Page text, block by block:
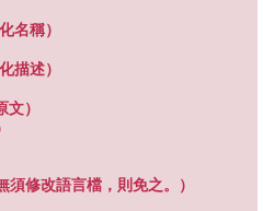
名稱）
描述）
）
修改語言檔，則免之。）